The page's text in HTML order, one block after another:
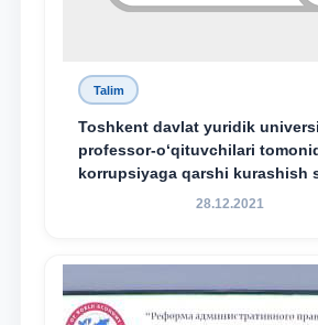
Talim
Toshkent davlat yuridik
professor-o‘qituvchilari
korrupsiyaga qarshi kurashish
amalga oshirilayotgan islohotlar
maqsadida xorijiy va mahalliy
nashrlarda chop etilgan
dayjesti
28.12.2021